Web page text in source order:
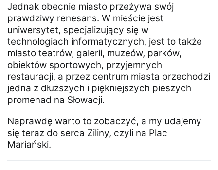
Jednak obecnie miasto przeżywa swój
prawdziwy renesans. W mieście jest
uniwersytet, specjalizujący się w
technologiach informatycznych, jest to także
miasto teatrów, galerii, muzeów, parków,
obiektów sportowych, przyjemnych
restauracji, a przez centrum miasta przechodzi
jedna z dłuższych i piękniejszych pieszych
promenad na Słowacji.
Naprawdę warto to zobaczyć, a my udajemy
się teraz do serca Ziliny, czyli na Plac
Mariański.